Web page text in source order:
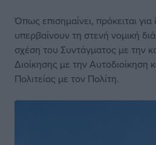
Όπως επισημαίνει, πρόκειται
υπερβαίνουν τη στενή νομική
σχέση του Συντάγματος με την
Διοίκησης με την Αυτοδιοίκηση
Πολιτείας με τον Πολίτη.